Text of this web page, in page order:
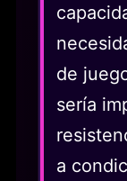
de
sería
a